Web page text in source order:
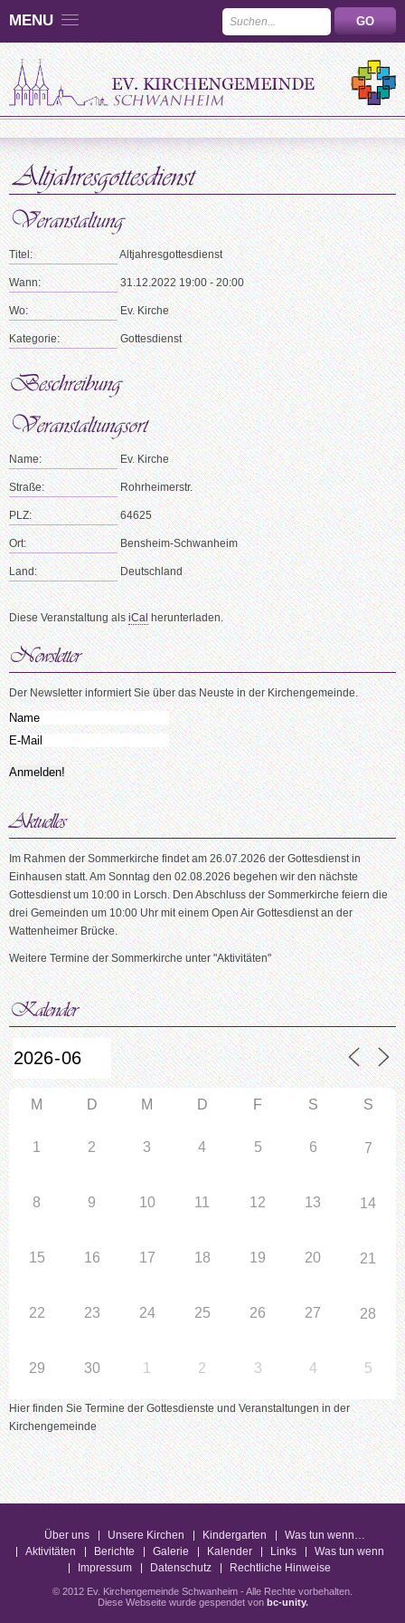
MENU
Titel: Altjahresgottesdienst
Wann: 31.12.2022 19:00 - 20:00
Wo: Ev. Kirche
Kategorie: Gottesdienst
Name: Ev. Kirche
Straße: Rohrheimerstr.
PLZ: 64625
Ort: Bensheim-Schwanheim
Land: Deutschland
Diese Veranstaltung alsiCalherunterladen.
Der Newsletter informiert Sie über das Neuste in der Kirchengemeinde.
Im Rahmen der Sommerkirche findet am 26.07.2026 der Gottesdienst in
Einhausen statt. Am Sonntag den 02.08.2026 begehen wir den nächste
Gottesdienst um 10:00 in Lorsch. Den Abschluss der Sommerkirche feiern die
drei Gemeinden um 10:00 Uhr mit einem Open Air Gottesdienst an der
Wattenheimer Brücke.
Weitere Termine der Sommerkirche unter "Aktivitäten"
M D M D F S S
1 2 3 4 5 6 7
8 9 10 11 12 13 14
15 16 17 18 19 20 21
22 23 24 25 26 27 28
29 30 1 2 3 4 5
Hier finden Sie Termine der Gottesdienste und Veranstaltungen in der
Kirchengemeinde
Über uns Unsere Kirchen Kindergarten
Was tun wenn…
Aktivitäten
Berichte Galerie Kalender Links
Was tun wenn
Impressum
Datenschutz Rechtliche Hinweise
© 2012 Ev. Kirchengemeinde Schwanheim - Alle Rechte vorbehalten.
Diese Webseite wurde gespendet von bc-unity.